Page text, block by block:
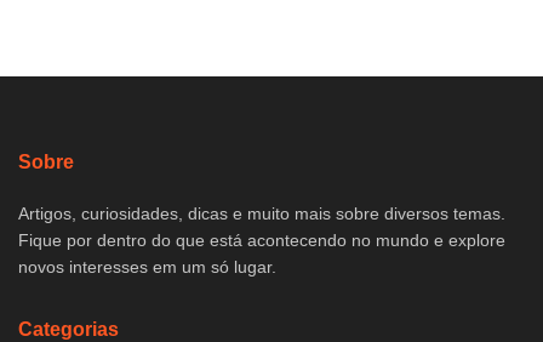
Sobre
Artigos, curiosidades, dicas e muito mais sobre diversos temas.
Fique por dentro do que está acontecendo no mundo e explore
novos interesses em um só lugar.
Categorias